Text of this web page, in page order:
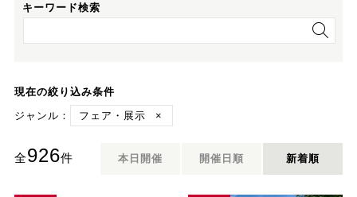
キーワード検索
現在の絞り込み条件
ジャンル：
フェア・展示 ×
全926件 本日開催 開催日順 新着順